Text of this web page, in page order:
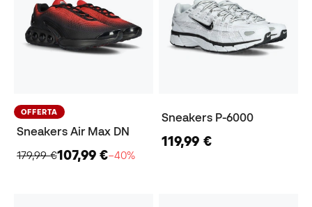
OFFERTA
Sneakers Air Max DN
179,99 €107,99 €−40%
Sneakers P-6000
119,99 €